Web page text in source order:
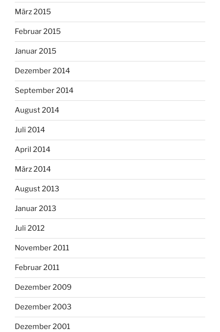
März 2015
Februar 2015
Januar 2015
Dezember 2014
September 2014
August 2014
Juli 2014
April 2014
März 2014
August 2013
Januar 2013
Juli 2012
November 2011
Februar 2011
Dezember 2009
Dezember 2003
Dezember 2001